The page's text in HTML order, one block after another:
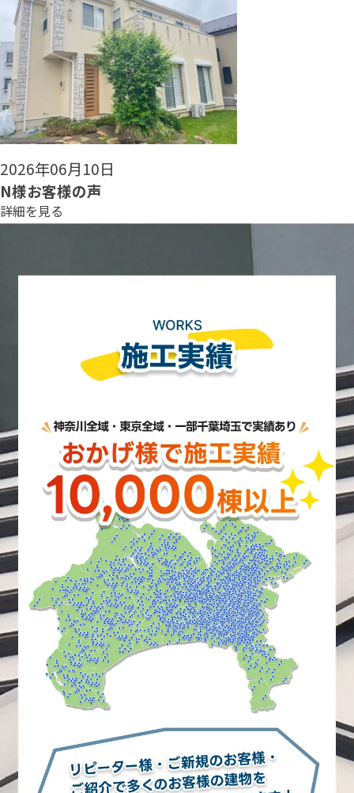
2026年06月08日
N様お客様の声
詳細を見る